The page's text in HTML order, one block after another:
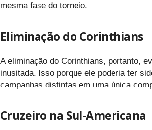
mesma fase do torneio.
Eliminação do Corinthians
A eliminação do Corinthians, portanto,
inusitada. Isso porque ele poderia ter
campanhas distintas em uma única
Cruzeiro na Sul-Americana